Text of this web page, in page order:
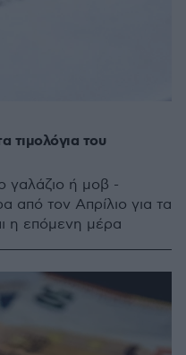
τιμολόγια του
γαλάζιο ή μοβ -
από τον Απρίλιο για τα
η επόμενη μέρα